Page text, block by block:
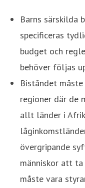
Barns särskilda
specificeras
budget och
behöver följas
Biståndet
regioner där de
allt länder i
övergripande
människor att
måste vara